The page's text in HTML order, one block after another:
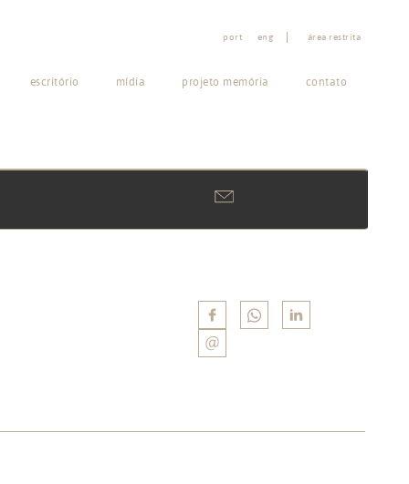
escritório mídia projeto memória contato
port eng área restrita